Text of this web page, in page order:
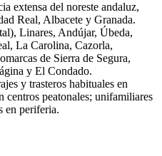
extensa del noreste andaluz,
Real, Albacete y Granada.
Linares, Andújar, Úbeda,
La Carolina, Cazorla,
de Sierra de Segura,
y El Condado.
y trasteros habituales en
centros peatonales; unifamiliares
en periferia.